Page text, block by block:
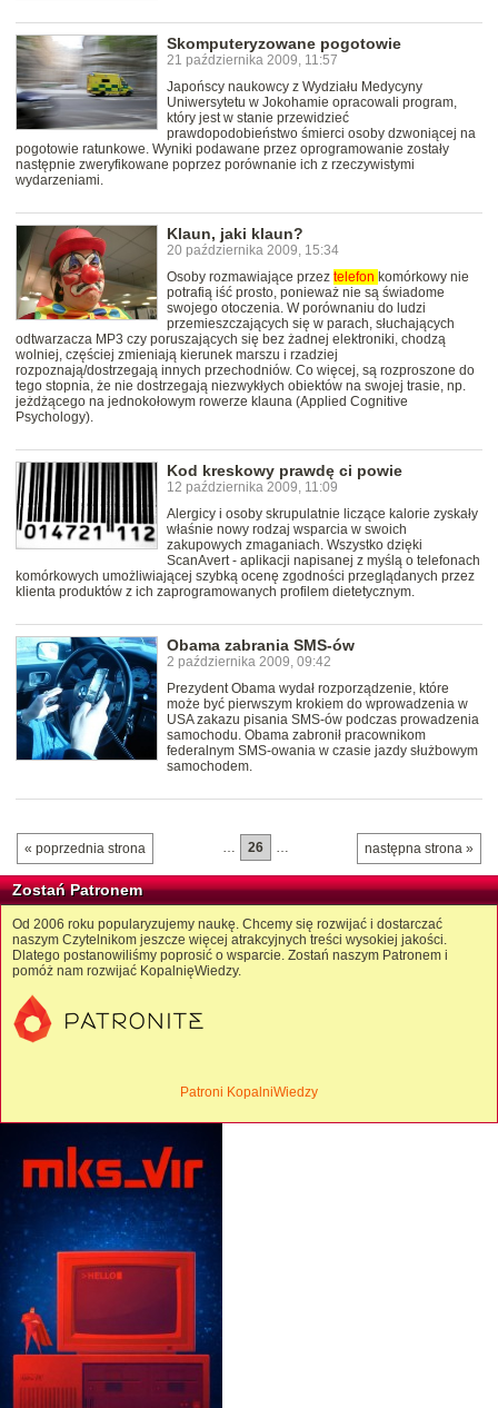
Skomputeryzowane pogotowie
21 października 2009, 11:57
Japońscy naukowcy z Wydziału Medycyny
Uniwersytetu w Jokohamie opracowali program,
który jest w stanie przewidzieć
prawdopodobieństwo śmierci osoby dzwoniącej na
pogotowie ratunkowe. Wyniki podawane przez oprogramowanie zostały
następnie zweryfikowane poprzez porównanie ich z rzeczywistymi
wydarzeniami.
Klaun, jaki klaun?
20 października 2009, 15:34
Osoby rozmawiające przez telefon komórkowy nie
potrafią iść prosto, ponieważ nie są świadome
swojego otoczenia. W porównaniu do ludzi
przemieszczających się w parach, słuchających
odtwarzacza MP3 czy poruszających się bez żadnej elektroniki, chodzą
wolniej, częściej zmieniają kierunek marszu i rzadziej
rozpoznają/dostrzegają innych przechodniów. Co więcej, są rozproszone do
tego stopnia, że nie dostrzegają niezwykłych obiektów na swojej trasie, np.
jeżdżącego na jednokołowym rowerze klauna (Applied Cognitive
Psychology).
Kod kreskowy prawdę ci powie
12 października 2009, 11:09
Alergicy i osoby skrupulatnie liczące kalorie zyskały
właśnie nowy rodzaj wsparcia w swoich
zakupowych zmaganiach. Wszystko dzięki
ScanAvert - aplikacji napisanej z myślą o telefonach
komórkowych umożliwiającej szybką ocenę zgodności przeglądanych przez
klienta produktów z ich zaprogramowanych profilem dietetycznym.
Obama zabrania SMS-ów
2 października 2009, 09:42
Prezydent Obama wydał rozporządzenie, które
może być pierwszym krokiem do wprowadzenia w
USA zakazu pisania SMS-ów podczas prowadzenia
samochodu. Obama zabronił pracownikom
federalnym SMS-owania w czasie jazdy służbowym
samochodem.
« poprzednia strona następna strona »
… 26 …
Zostań Patronem
Od 2006 roku popularyzujemy naukę. Chcemy się rozwijać i dostarczać
naszym Czytelnikom jeszcze więcej atrakcyjnych treści wysokiej jakości.
Dlatego postanowiliśmy poprosić o wsparcie. Zostań naszym Patronem i
pomóż nam rozwijać KopalnięWiedzy.
Patroni KopalniWiedzy